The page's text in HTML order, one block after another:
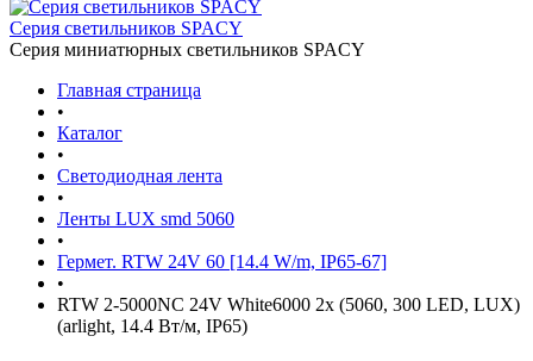
Серия светильников SPACY
Серия миниатюрных светильников SPACY
Главная страница
•
Каталог
•
Светодиодная лента
•
Ленты LUX smd 5060
•
Гермет. RTW 24V 60 [14.4 W/m, IP65-67]
•
RTW 2-5000NC 24V White6000 2x (5060, 300 LED, LUX)
(arlight, 14.4 Вт/м, IP65)